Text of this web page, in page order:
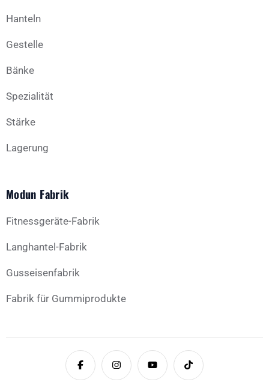
Hanteln
Gestelle
Bänke
Spezialität
Stärke
Lagerung
Modun Fabrik
Fitnessgeräte-Fabrik
Langhantel-Fabrik
Gusseisenfabrik
Fabrik für Gummiprodukte